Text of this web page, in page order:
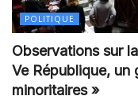
POLITIQUE
Observations sur
Ve République, un
minoritaires »